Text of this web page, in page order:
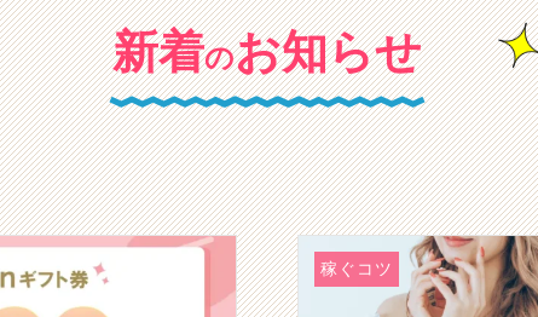
新着のお知らせ
稼ぐコツ